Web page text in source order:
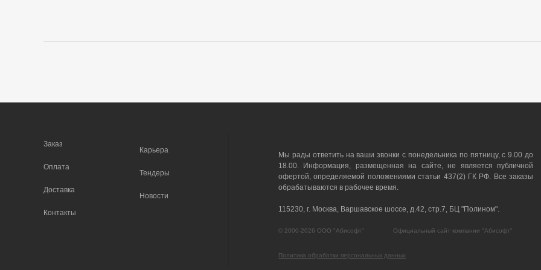
Заказ
Оплата
Доставка
Контакты
Карьера
Тендеры
Новости
Мы рады ответить на ваши звонки с понедельника по пятницу, с 9.00 до
18.00. Информация, размещенная на сайте, не является публичной
офертой, определяемой положениями статьи 437(2) ГК РФ. Все заказы
обрабатываются в рабочее время.
115230, г. Москва, Варшавское шоссе, д.42, стр.7, БЦ "Полином".
© 2000-2026 ООО "Абисофт" Официальный сайт компании "Абисофт"
Политика обработки персональных данных